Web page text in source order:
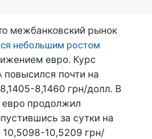
межбанковский рынок
небольшим ростом
евро. Курс
повысился почти на
8,1460 грн/долл. В
продолжил
за сутки на
10,5098-10,5209 грн/